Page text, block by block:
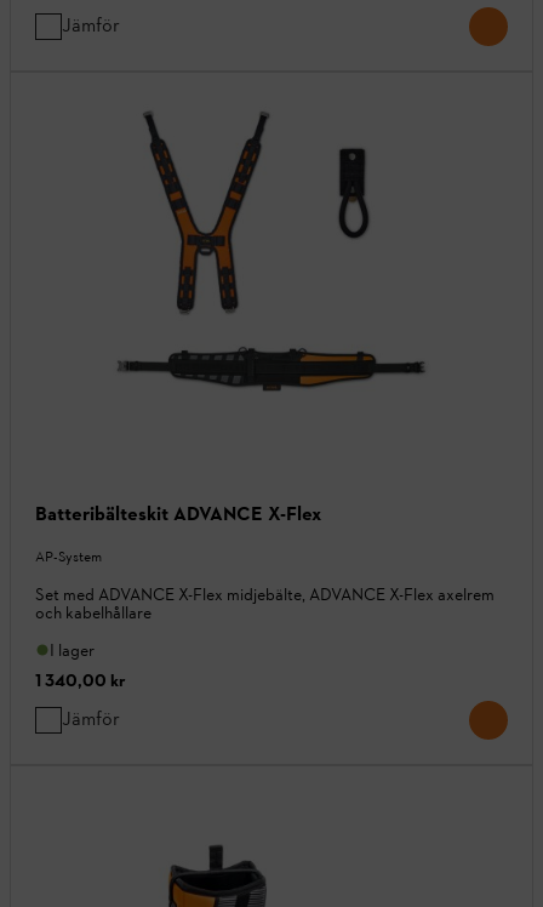
Jämför
Batteribälteskit ADVANCE X-Flex
AP-System
Set med ADVANCE X-Flex midjebälte, ADVANCE X-Flex axelrem
och kabelhållare
I lager
1 340,00 kr
Jämför